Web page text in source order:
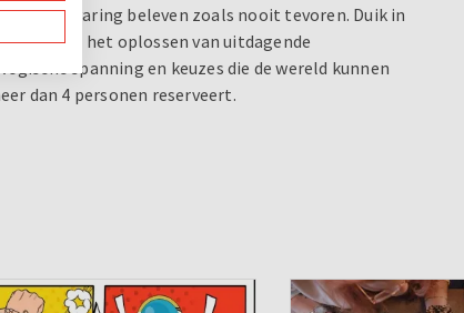
ervaring beleven zoals nooit tevoren. Duik in
bij het oplossen van uitdagende
spanning en keuzes die de wereld kunnen
dan 4 personen reserveert.